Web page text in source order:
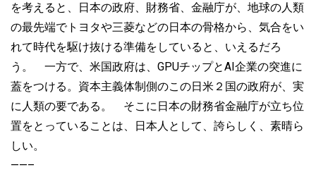
を考えると、日本の政府、財務省、金融庁が、地球の人類
の最先端でトヨタや三菱などの日本の骨格から、気合をい
れて時代を駆け抜ける準備をしていると、いえるだろ
う。 一方で、米国政府は、GPUチップとAI企業の突進に
蓋をつける。資本主義体制側のこの日米２国の政府が、実
に人類の要である。 そこに日本の財務省金融庁が立ち位
置をとっていることは、日本人として、誇らしく、素晴ら
しい。
——–